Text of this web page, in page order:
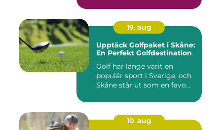
19. aug
Upptäck Golfpaket i Skåne:
En Perfekt Golfdestination
Golf har länge varit en
populär sport i Sverige, och
Skåne står ut som en favo...
10. aug